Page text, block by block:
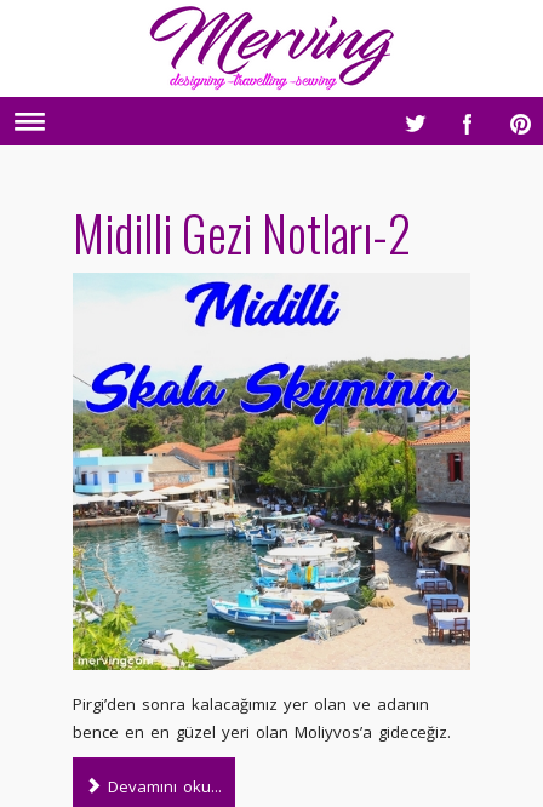
Midilli Gezi Notları-2
Pirgi’den sonra kalacağımız yer olan ve adanın
bence en en güzel yeri olan Moliyvos’a gideceğiz.
Devamını oku...